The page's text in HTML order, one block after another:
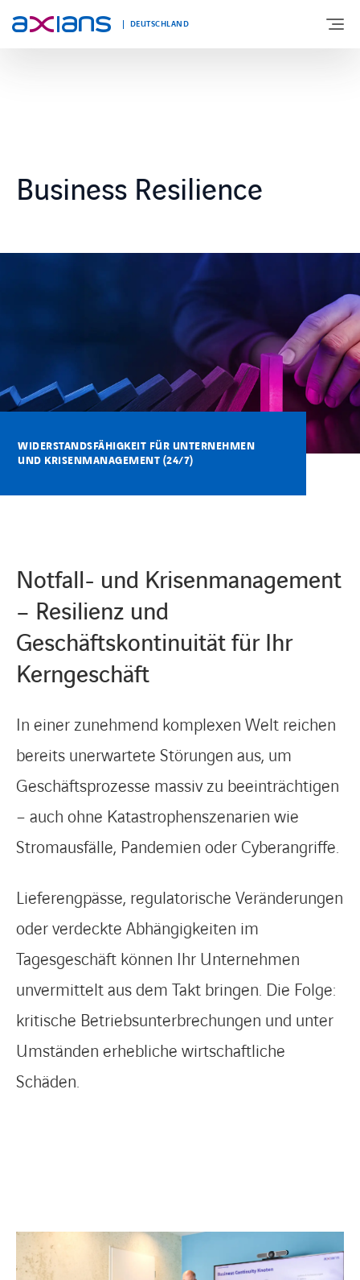
DEUTSCHLAND
BRANCHEN
NEWS UND INSIGHTS
REFERENZEN
KARRIERE
Kontakt
Business Resilience
WIDERSTANDSFÄHIGKEIT FÜR UNTERNEHMEN
UND KRISENMANAGEMENT (24/7)
Notfall- und Krisenmanagement
– Resilienz und
Geschäftskontinuität für Ihr
Kerngeschäft
In einer zunehmend komplexen Welt reichen
bereits unerwartete Störungen aus, um
Geschäftsprozesse massiv zu beeinträchtigen
– auch ohne Katastrophenszenarien wie
Stromausfälle, Pandemien oder Cyberangriffe.
Lieferengpässe, regulatorische Veränderungen
oder verdeckte Abhängigkeiten im
Tagesgeschäft können Ihr Unternehmen
unvermittelt aus dem Takt bringen. Die Folge:
kritische Betriebsunterbrechungen und unter
Umständen erhebliche wirtschaftliche
Schäden.